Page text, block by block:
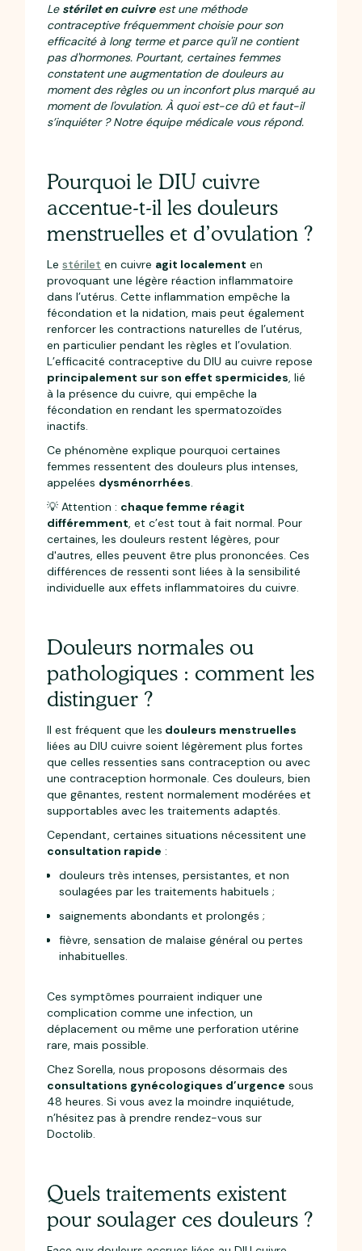
Le stérilet en cuivreest une méthode
contraceptive fréquemment choisie pour son
efficacité à long terme et parce qu'il ne contient
pas d'hormones. Pourtant, certaines femmes
constatent une augmentation de douleurs au
moment des règles ou un inconfort plus marqué au
moment de l'ovulation. À quoi est-ce dû et faut-il
s’inquiéter ? Notre équipe médicale vous répond.
Pourquoi le DIU cuivre
accentue-t-il les douleurs
menstruelles et d’ovulation ?
Lestérilet en cuivre agit localement en
provoquant une légère réaction inflammatoire
dans l’utérus. Cette inflammation empêche la
fécondation et la nidation, mais peut également
renforcer les contractions naturelles de l’utérus,
en particulier pendant les règles et l’ovulation.
L’efficacité contraceptive du DIU au cuivre repose
principalement sur son effet spermicides, lié
à la présence du cuivre, qui empêche la
fécondation en rendant les spermatozoïdes
inactifs.
Ce phénomène explique pourquoi certaines
femmes ressentent des douleurs plus intenses,
appelées dysménorrhées.
💡 Attention : chaque femme réagit
différemment, et c’est tout à fait normal. Pour
certaines, les douleurs restent légères, pour
d'autres, elles peuvent être plus prononcées. Ces
différences de ressenti sont liées à la sensibilité
individuelle aux effets inflammatoires du cuivre.
Douleurs normales ou
pathologiques : comment les
distinguer ?
Il est fréquent que les douleurs menstruelles
liées au DIU cuivre soient légèrement plus fortes
que celles ressenties sans contraception ou avec
une contraception hormonale. Ces douleurs, bien
que gênantes, restent normalement modérées et
supportables avec les traitements adaptés.
Cependant, certaines situations nécessitent une
consultation rapide :
douleurs très intenses, persistantes, et non
soulagées par les traitements habituels ;
saignements abondants et prolongés ;
fièvre, sensation de malaise général ou pertes
inhabituelles.
Ces symptômes pourraient indiquer une
complication comme une infection, un
déplacement ou même une perforation utérine
rare, mais possible.
Chez Sorella, nous proposons désormais des
consultations gynécologiques d’urgence sous
48 heures. Si vous avez la moindre inquiétude,
n’hésitez pas à prendre rendez-vous sur
Doctolib.
Quels traitements existent
pour soulager ces douleurs ?